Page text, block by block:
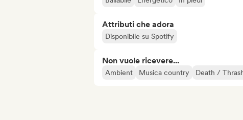
Attributi che adora
Disponibile su Spotify
Non vuole ricevere...
Ambient Musica country Death /